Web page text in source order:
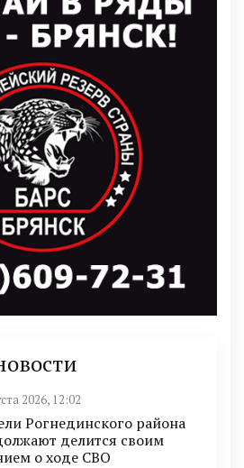
2026, 12:02
Рогнединского района
делится своим
о ходе СВО